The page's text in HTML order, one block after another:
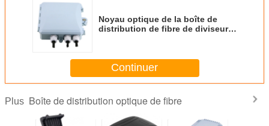
Noyau optique de la boîte de
distribution de fibre de diviseur
Continuer
Plus Boîte de distribution optique de fibre